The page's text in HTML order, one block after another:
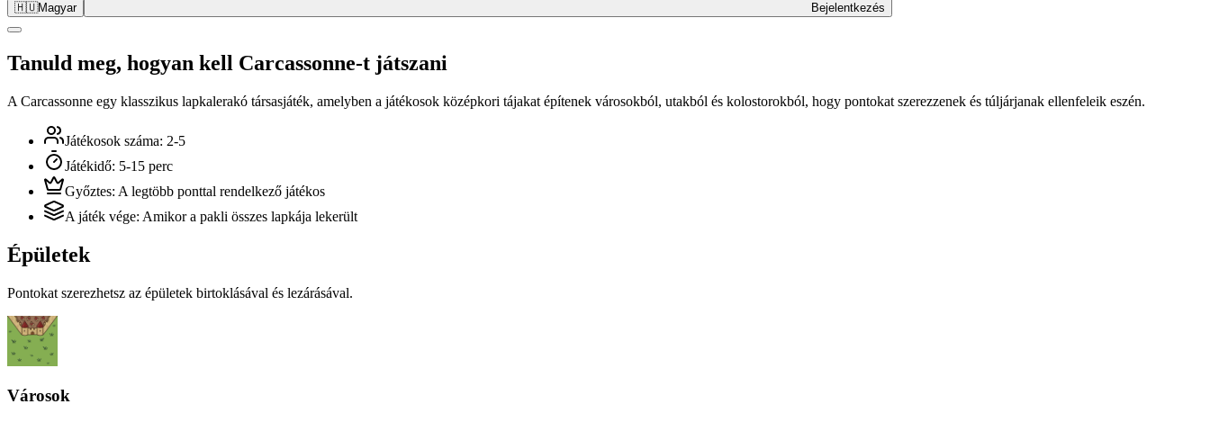
🇭🇺Magyar Bejelentkezés
Tanuld meg, hogyan kell Carcassonne-t játszani
A Carcassonne egy klasszikus lapkalerakó társasjáték, amelyben a játékosok középkori tájakat építenek városokból, utakból és kolostorokból, hogy pontokat szerezzenek és túljárjanak ellenfeleik eszén.
Játékosok száma: 2-5
Játékidő: 5-15 perc
Győztes: A legtöbb ponttal rendelkező játékos
A játék vége: Amikor a pakli összes lapkája lekerült
Épületek
Pontokat szerezhetsz az épületek birtoklásával és lezárásával.
Városok